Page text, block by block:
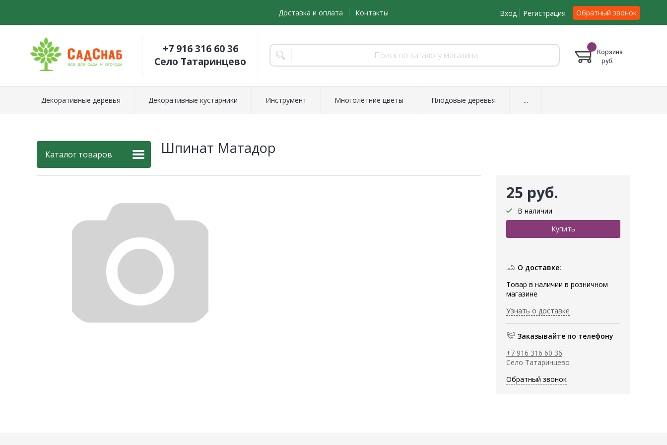
Доставка и оплата Контакты Вход Регистрация Обратный звонок
+7 916 316 60 36
Село Татаринцево
Корзина
руб.
Декоративные деревья Декоративные кустарники Инструмент Многолетние цветы Плодовые деревья ...
Каталог товаров Шпинат Матадор
25 руб.
В наличии
О доставке:
Товар в наличии в розничном
магазине
Узнать о доставке
Заказывайте по телефону
+7 916 316 60 36
Село Татаринцево
Обратный звонок